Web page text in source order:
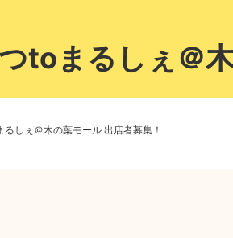
toまるしぇ＠
るしぇ＠木の葉モール 出店者募集！